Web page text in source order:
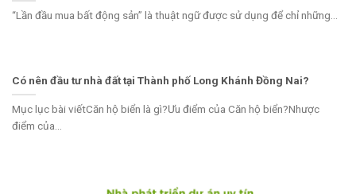
“Lần đầu mua bất động sản” là thuật ngữ được sử dụng để chỉ những...
Có nên đầu tư nhà đất tại Thành phố Long Khánh Đồng Nai?
Mục lục bài viếtCăn hộ biển là gì?Ưu điểm của Căn hộ biển?Nhược
điểm của...